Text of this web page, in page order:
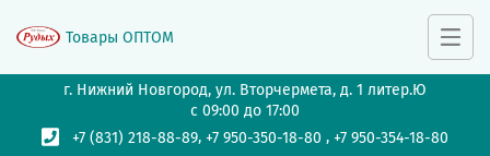
г. Нижний Новгород, ул. Вторчермета, д. 1 литер.Ю
с 09:00 до 17:00
+7 (831) 218-88-89,+7 950-350-18-80 ,+7 950-354-18-80
Товары ОПТОМ